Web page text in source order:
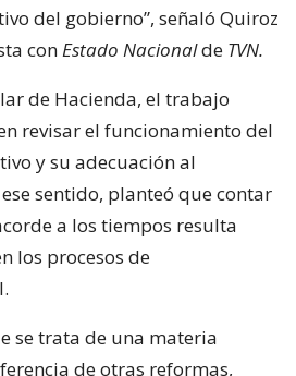
del gobierno”, señaló Quiroz
con Estado Nacionalde TVN.
de Hacienda, el trabajo
revisar el funcionamiento del
y su adecuación al
sentido, planteó que contar
a los tiempos resulta
los procesos de
se trata de una materia
de otras reformas,